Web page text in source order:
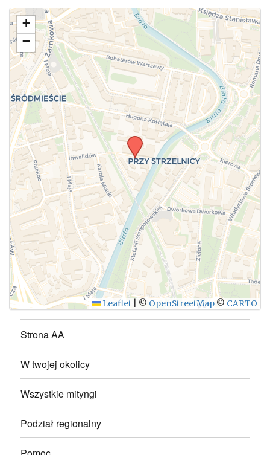
Użyj tego formularza aby przesłać informację o
zmianach w powyższym mityngu.
WYŚLIJ
+
−
Leaflet © OpenStreetMap © CARTO
Strona AA
W twojej okolicy
Wszystkie mityngi
Podział regionalny